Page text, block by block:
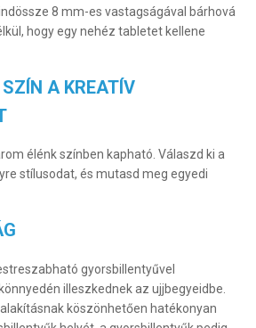
8 mm-es vastagságával bárhová
hogy egy nehéz tabletet kellene
SZÍNA KREATÍV
élénk színben kapható. Válaszd ki a
stílusodat, és mutasd meg egyedi
gyorsbillentyűvel
illeszkednek az ujjbegyeidbe.
köszönhetően hatékonyan